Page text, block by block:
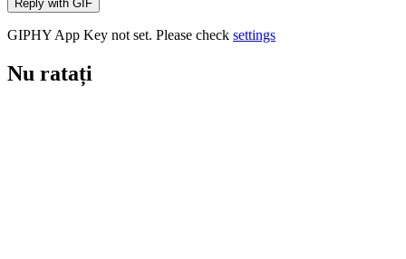
Reply with GIF
GIPHY App Key not set. Please check settings
Nu ratați